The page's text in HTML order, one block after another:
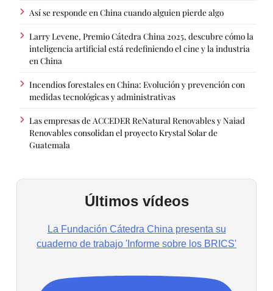
Así se responde en China cuando alguien pierde algo
Larry Levene, Premio Cátedra China 2025, descubre cómo la
inteligencia artificial está redefiniendo el cine y la industria
en China
Incendios forestales en China: Evolución y prevención con
medidas tecnológicas y administrativas
Las empresas de ACCEDER ReNatural Renovables y Naiad
Renovables consolidan el proyecto Krystal Solar de
Guatemala
Últimos vídeos
La Fundación Cátedra China presenta su
cuaderno de trabajo 'Informe sobre los BRICS'